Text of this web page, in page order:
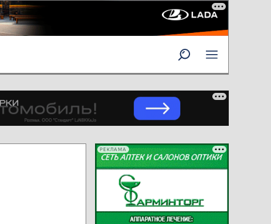
РЕКЛАМА